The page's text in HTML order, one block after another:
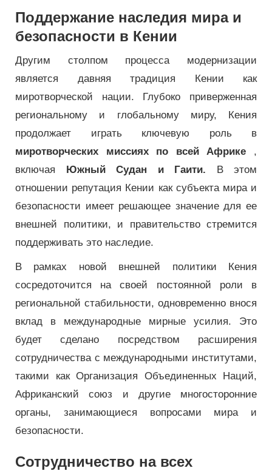
Поддержание наследия мира и
безопасности в Кении
Другим столпом процесса модернизации
является давняя традиция Кении как
миротворческой нации. Глубоко приверженная
региональному и глобальному миру, Кения
продолжает играть ключевую роль в
миротворческих миссиях по всей Африке ,
включая
Южный Судан и Гаити. В этом
отношении репутация Кении как субъекта мира и
безопасности имеет решающее значение для ее
внешней политики, и правительство стремится
поддерживать это наследие.
В рамках новой внешней политики Кения
сосредоточится на своей постоянной роли в
региональной стабильности, одновременно внося
вклад в международные мирные усилия. Это
будет сделано посредством расширения
сотрудничества с международными институтами,
такими как Организация Объединенных Наций,
Африканский союз и другие многосторонние
органы, занимающиеся вопросами мира и
безопасности.
Сотрудничество на всех